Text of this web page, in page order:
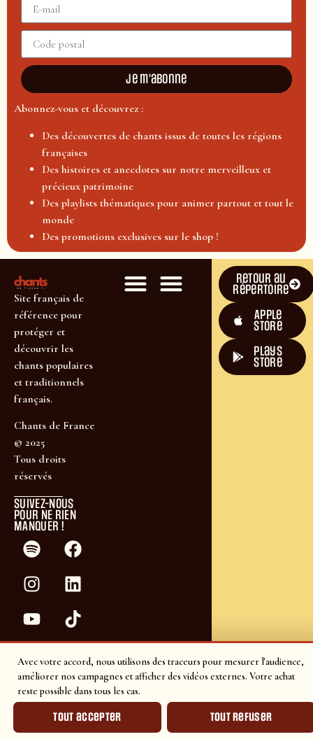
Avec votre accord, nous utilisons des traceurs pour mesurer l'audience,
améliorer nos campagnes et afficher des vidéos externes. Votre achat
reste possible dans tous les cas.
Tout accepter Tout refuser
Je m'abonne
Abonnez-vous et découvrez :
Des découvertes de chants issus de toutes les régions
françaises
Des histoires et anecdotes sur notre merveilleux et
précieux patrimoine
Des playlists thématiques pour animer partout et tout le
monde
Des promotions exclusives sur le shop !
Site français de
référence pour
protéger et
découvrir les
chants populaires
et traditionnels
français.
Chants de France
© 2025
Tous droits
réservés
SUIVEZ-NOUS
POUR NE RIEN
MANQUER !
Retour au
répertoire
Apple
Store
plays
store